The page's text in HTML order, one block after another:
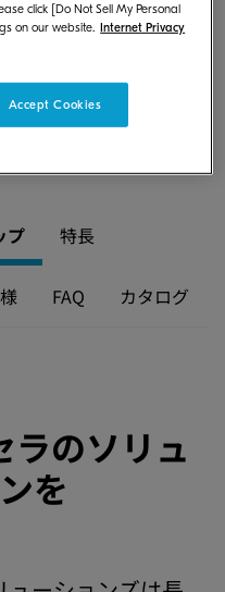
やご相談につきまし
とメール作成画面が
プ 特長
FAQ カタログ
ラのソリュ
を
click [Do Not Sell My Personal
on our website.
Internet Privacy
Accept Cookies